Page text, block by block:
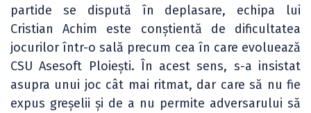
partide se dispută în deplasare, echipa lui
Cristian Achim este conștientă de dificultatea
jocurilor într-o sală precum cea în care evoluează
CSU Asesoft Ploiești. În acest sens, s-a insistat
asupra unui joc cât mai ritmat, dar care să nu fie
expus greșelii și de a nu permite adversarului să